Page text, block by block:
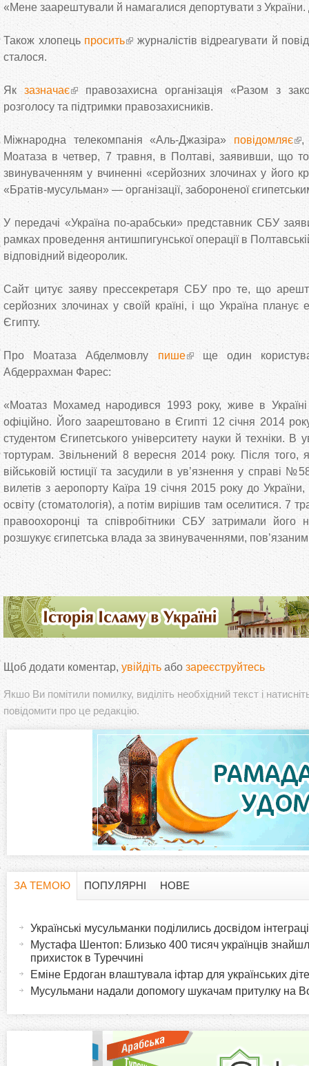
«Мене заарештували й намагалися депортувати з
Також хлопець просить
журналістів відреагувати й
сталося.
Як зазначає
правозахисна організація «Разом з
розголосу та підтримки правозахисників.
Міжнародна телекомпанія «Аль-Джазіра» повідомляє
,
Моатаза в четвер, 7 травня, в Полтаві, заявивши, що
звинуваченням у вчиненні «серйозних злочинах у його
«Братів-мусульман» — організації, забороненої
У передачі «Україна по-арабськи» представник СБУ
рамках проведення антишпигунської операції в
відповідний відеоролик.
Сайт цитує заяву прессекретаря СБУ про те, що
серйозних злочинах у своїй країні, і що Україна планує
Єгипту.
Про Моатаза Абделмовлу пише
ще один
Абдеррахман Фарес:
«Моатаз Мохамед народився 1993 року, живе в
офіційно. Його заарештовано в Єгипті 12 січня 2014
студентом Єгипетського університету науки й техніки. В
тортурам. Звільнений 8 вересня 2014 року. Після того,
військовій юстиції та засудили в ув’язнення у справі
вилетів з аеропорту Каїра 19 січня 2015 року до
освіту (стоматологія), а потім вирішив там оселитися. 7
правоохоронці та співробітники СБУ затримали його
розшукує єгипетська влада за звинуваченнями,
Щоб додати коментар, увійдіть або зареєструйтесь
Якшо Ви помітили помилку, виділіть необхідний текст і
повідомити про це редакцію.
z
ЗА ТЕМОЮ
ПОПУЛЯРНІ НОВЕ
Українські мусульманки поділились досвідом
Мустафа Шентоп: Близько 400 тисяч українців
прихисток в Туреччині
Еміне Ердоган влаштувала іфтар для українських
Мусульмани надали допомогу шукачам притулку на